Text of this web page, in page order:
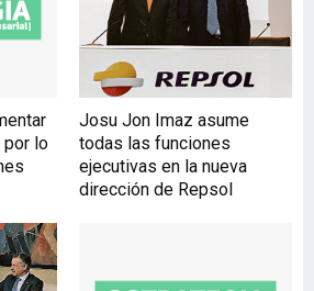
por lo
Josu Jon Imaz asume
todas las funciones
ejecutivas en la nueva
dirección de Repsol